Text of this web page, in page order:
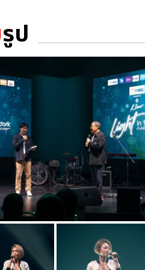
รูป